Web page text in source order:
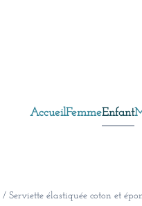
AccueilFemmeEnfant
/ Serviette élastiquée coton et